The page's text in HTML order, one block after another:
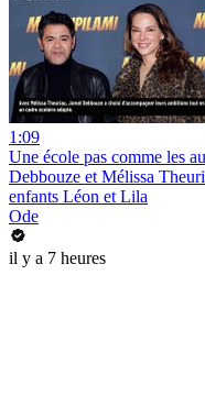
1:09
Une école pas comme les
Debbouze et Mélissa
enfants Léon et Lila
Ode
il y a 7 heures